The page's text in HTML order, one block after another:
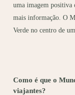
uma imagem positiva
mais informação. O
Verde no centro de
Como é que o
viajantes?